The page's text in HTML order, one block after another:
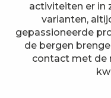
activiteiten er in
varianten,
gepassioneerde
de bergen
contact met de